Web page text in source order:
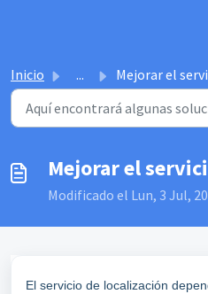
Inicio ... Mejorar el servicio de
Mejorar el
Modificado el Lun, 3 Jul,
El servicio de localización